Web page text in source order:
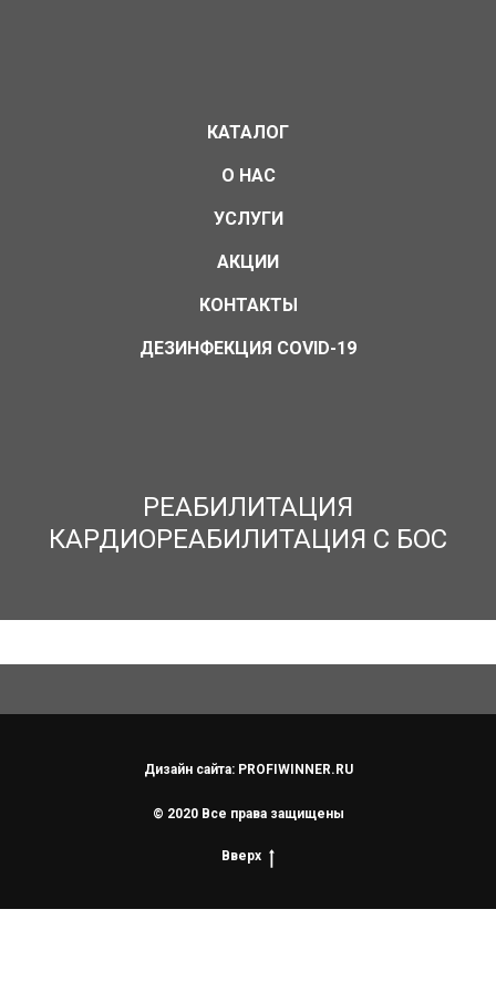
КАТАЛОГ
О НАС
УСЛУГИ
АКЦИИ
КОНТАКТЫ
ДЕЗИНФЕКЦИЯ COVID-19
РЕАБИЛИТАЦИЯ
КАРДИОРЕАБИЛИТАЦИЯ С БОС
Дизайн сайта: PROFIWINNER.RU
© 2020 Все права защищены
Вверх